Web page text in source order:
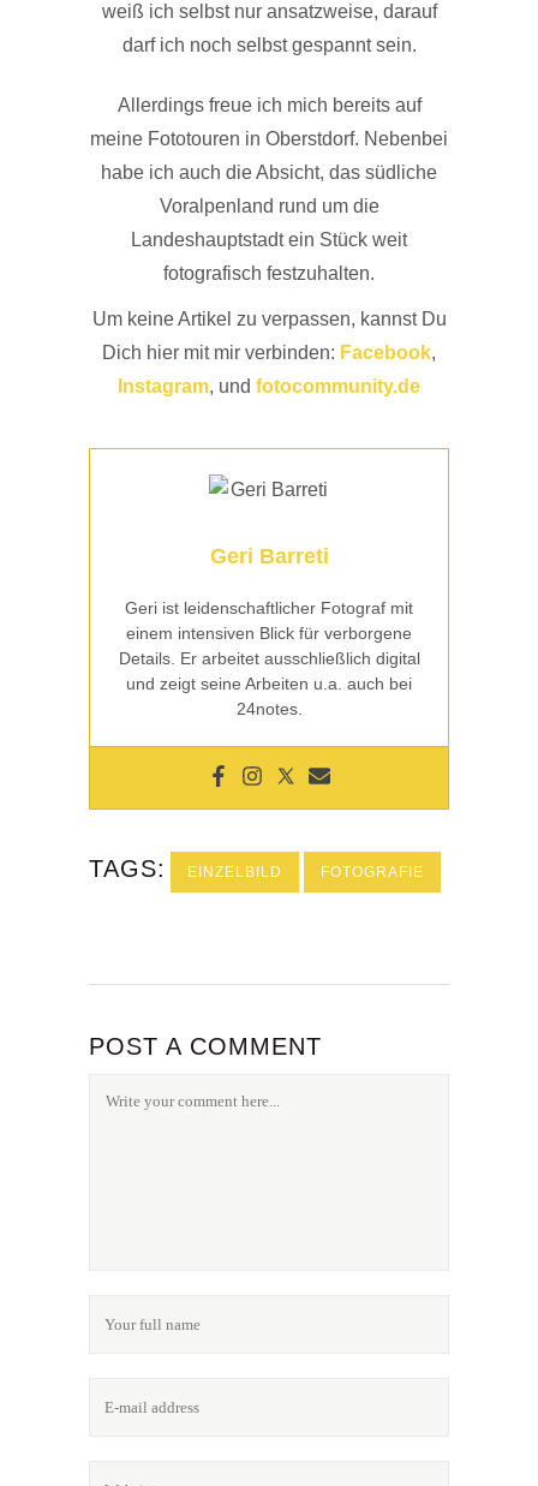
weiß ich selbst nur ansatzweise, darauf
darf ich noch selbst gespannt sein.
Allerdings freue ich mich bereits auf
meine Fototouren in Oberstdorf. Nebenbei
habe ich auch die Absicht, das südliche
Voralpenland rund um die
Landeshauptstadt ein Stück weit
fotografisch festzuhalten.
Um keine Artikel zu verpassen, kannst Du
Dich hier mit mir verbinden: Facebook,
Instagram, und fotocommunity.de
Geri Barreti
Geri ist leidenschaftlicher Fotograf mit
einem intensiven Blick für verborgene
Details. Er arbeitet ausschließlich digital
und zeigt seine Arbeiten u.a. auch bei
24notes.
TAGS: EINZELBILD FOTOGRAFIE
POST A COMMENT